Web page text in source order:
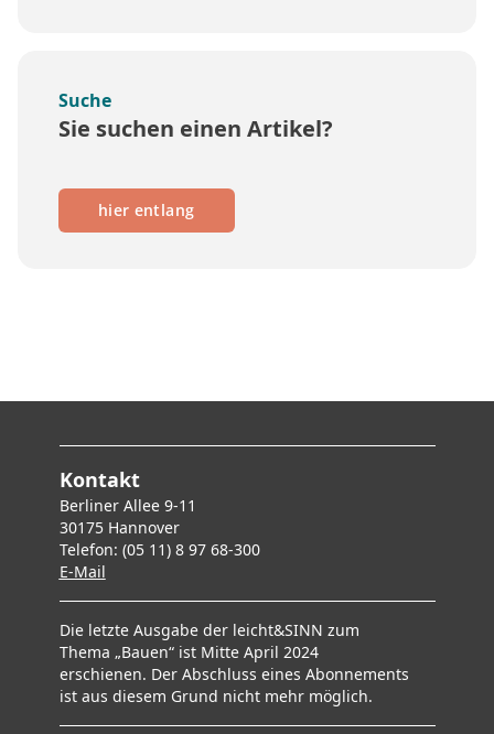
Suche
Sie suchen einen Artikel?
hier entlang
Kontakt
Berliner Allee 9-11
30175 Hannover
Telefon: (05 11) 8 97 68-300
E-Mail
Die letzte Ausgabe der leicht&SINN zum
Thema „Bauen“ ist Mitte April 2024
erschienen. Der Abschluss eines Abonnements
ist aus diesem Grund nicht mehr möglich.